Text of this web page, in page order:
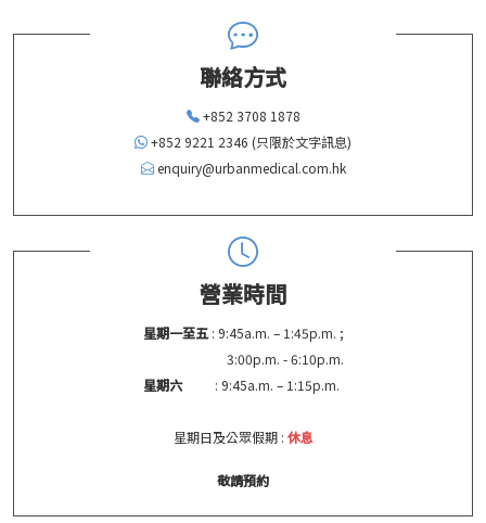
聯絡方式
+852 3708 1878
+852 9221 2346 (只限於文字訊息)
enquiry@urbanmedical.com.hk
營業時間
星期一至五: 9:45a.m. – 1:45p.m. ;
3:00p.m. - 6:10p.m.
星期六
: 9:45a.m. – 1:15p.m.
星期日及公眾假期 : 休息
敬請預約